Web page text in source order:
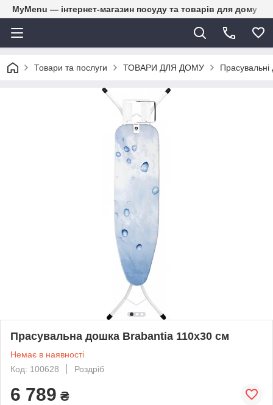
MyMenu — інтернет-магазин посуду та товарів для дому
Товари та послуги ТОВАРИ ДЛЯ ДОМУ
Прасувальна дошка Brabantia 110х30 см
Немає в наявності
Код: 100628
Роздріб
6 789 ₴